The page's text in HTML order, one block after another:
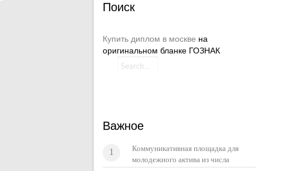
Поиск
Купить диплом в москве на
оригинальном бланке ГОЗНАК
Важное
1
Коммуникативная площадка для
молодежного актива из числа